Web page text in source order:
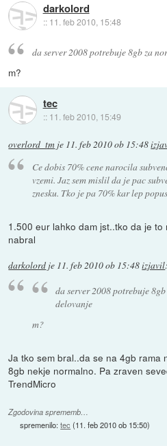
darkolord
:: 11. feb 2010, 15:48
da server 2008 potrebuje 8gb za
m?
tec
:: 11. feb 2010, 15:49
overlord_tm je 11. feb 2010 ob 15:48
Ce dobis 70% cene narocila
vzemi. Jaz sem mislil da je pac
znesku. Tko je pa 70% kar lep
1.500 eur lahko dam jst..tko da je to
nabral
darkolord je 11. feb 2010 ob 15:48izjavil:
da server 2008 potrebuje
delovanje
m?
Ja tko sem bral..da se na 4gb rama
8gb nekje normalno. Pa zraven
TrendMicro
Zgodovina sprememb…
spremenilo:tec (11. feb 2010 ob 15:50)